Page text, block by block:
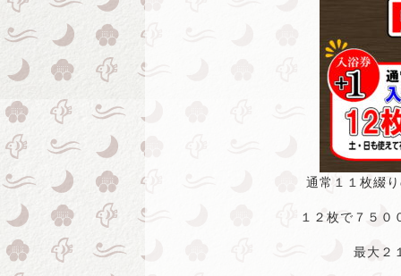
通常１１枚綴
１２枚で７５０
最大２